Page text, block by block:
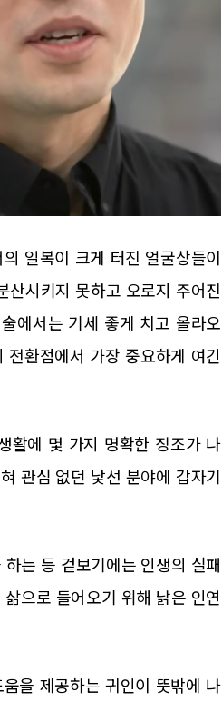
일복이 크게 터진 얼굴상들이
시키지 못하고 오로지 주어진
에서는 기세 좋게 치고 올라오
환점에서 가장 중요하게 여긴
활에 몇 가지 명확한 징조가 나
관심 없던 낯선 분야에 갑자기
는 등 겉보기에는 인생의 실패
으로 들어오기 위해 낡은 인연
을 제공하는 귀인이 뜻밖에 나